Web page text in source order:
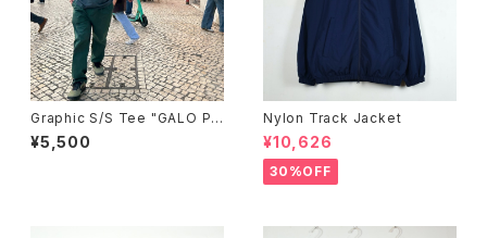
Graphic S/S Tee "GALO PAI
SELY"
¥5,500
Nylon Track Jacket
¥10,626
30%OFF